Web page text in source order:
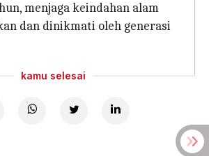
menjaga keindahan alam
dan dinikmati oleh generasi
kamu selesai